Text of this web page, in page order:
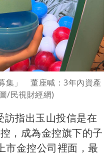
集」 董座喊：3年內資產
/民視財經網)
訪指出玉山投信是在
，成為金控旗下的子
市金控公司裡面，最